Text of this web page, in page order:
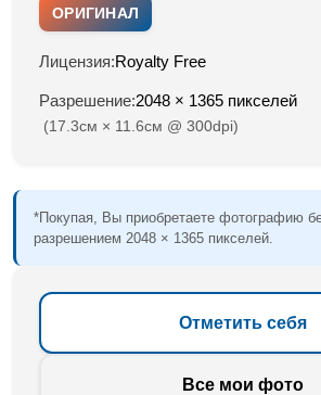
ОРИГИНАЛ
Лицензия:Royalty Free
Разрешение:2048 × 1365 пикселей
(17.3см × 11.6см @ 300dpi)
*Покупая, Вы приобретаете фотографию
разрешением 2048 × 1365 пикселей.
Отметить себя
Все мои фото